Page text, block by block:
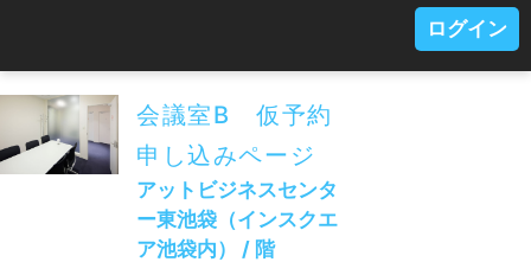
ログイン
会議室B 仮予約
申し込みページ
アットビジネスセンタ
ー東池袋（インスクエ
ア池袋内） / 階